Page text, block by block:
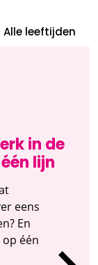
in de
lijn
Alle leeftijden
eens
En
één